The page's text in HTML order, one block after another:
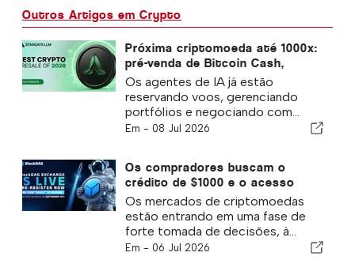
Outros Artigos em Crypto
Próxima criptomoeda até 1000x:
pré-venda de Bitcoin Cash,
Hedera, Litecoin e Stargate LLM
criada para agentes de IA
Os agentes de IA já estão
reservando voos, gerenciando
portfólios e negociando com...
Em - 08 Jul 2026
Os compradores buscam o
crédito de $1000 e o acesso
prioritário de recompra da
BlockDag Exchange, deixando
Cardano e Zcash para trás
Os mercados de criptomoedas
estão entrando em uma fase de
forte tomada de decisões, à...
Em - 06 Jul 2026